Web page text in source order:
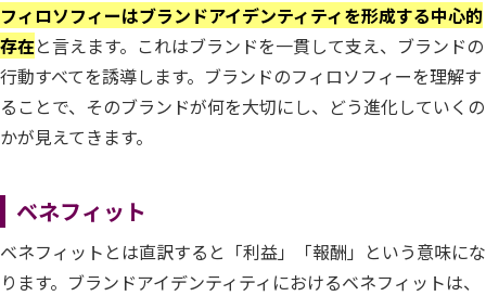
フィロソフィーはブランドアイデンティティを形成する中心的
存在と言えます。これはブランドを一貫して支え、ブランドの
行動すべてを誘導します。ブランドのフィロソフィーを理解す
ることで、そのブランドが何を大切にし、どう進化していくの
かが見えてきます。
ベネフィット
ベネフィットとは直訳すると「利益」「報酬」という意味にな
ります。ブランドアイデンティティにおけるベネフィットは、